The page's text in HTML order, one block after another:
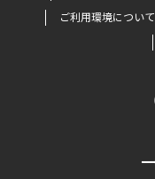
ご利用環境について